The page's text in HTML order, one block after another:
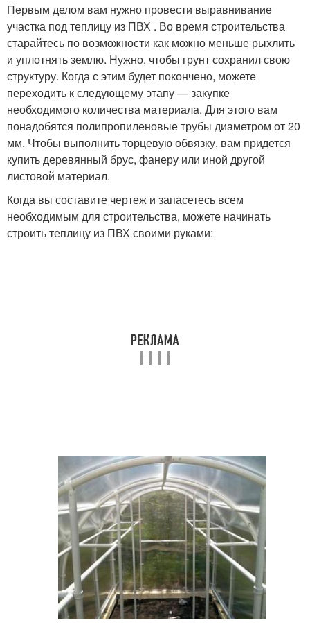
Первым делом вам нужно провести выравнивание
участка под теплицу из ПВХ . Во время строительства
старайтесь по возможности как можно меньше рыхлить
и уплотнять землю. Нужно, чтобы грунт сохранил свою
структуру. Когда с этим будет покончено, можете
переходить к следующему этапу — закупке
необходимого количества материала. Для этого вам
понадобятся полипропиленовые трубы диаметром от 20
мм. Чтобы выполнить торцевую обвязку, вам придется
купить деревянный брус, фанеру или иной другой
листовой материал.
Когда вы составите чертеж и запасетесь всем
необходимым для строительства, можете начинать
строить теплицу из ПВХ своими руками: